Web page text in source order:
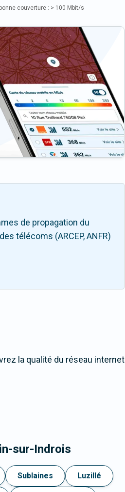
couverture : > 100 Mbit/s
de propagation du
télécoms (ARCEP, ANFR)
la qualité du réseau internet
sur-Indrois
Sublaines Luzillé